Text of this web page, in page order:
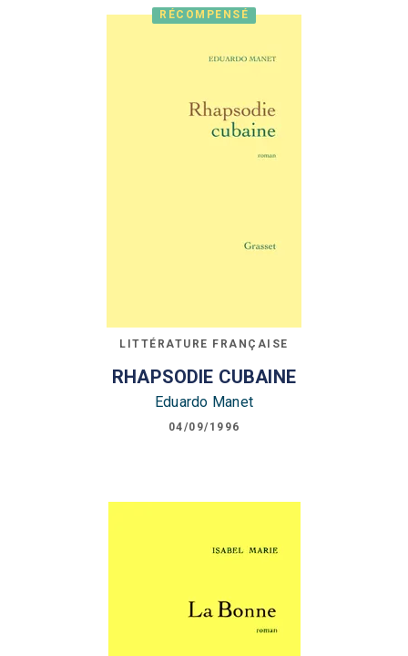
RÉCOMPENSÉ
LITTÉRATURE FRANÇAISE
RHAPSODIE CUBAINE
Eduardo Manet
04/09/1996